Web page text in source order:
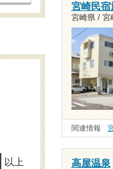
宮崎民宿
宮崎県 / 宮
関連情報
高屋温泉
以上